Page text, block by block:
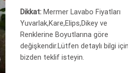
Dikkat:Mermer Lavabo Fiyatları
Yuvarlak,Kare,Elips,Dikey ve
Renklerine Boyutlarına göre
değişkendir.Lütfen detaylı bilgi için
bizden teklif isteyin.